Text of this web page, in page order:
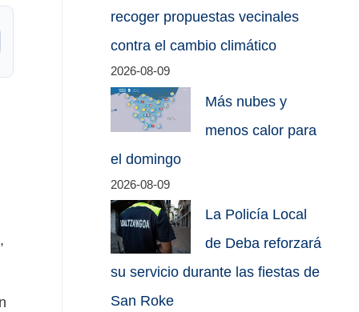
recoger propuestas vecinales
contra el cambio climático
2026-08-09
Más nubes y
menos calor para
el domingo
2026-08-09
La Policía Local
de Deba reforzará
su servicio durante las fiestas de
San Roke